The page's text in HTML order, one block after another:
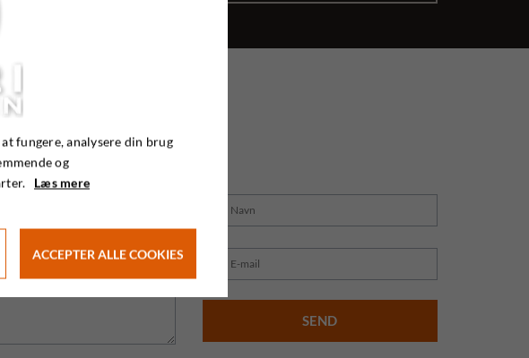
fungere, analysere din brug
og
Læs mere
ACCEPTER ALLE COOKIES